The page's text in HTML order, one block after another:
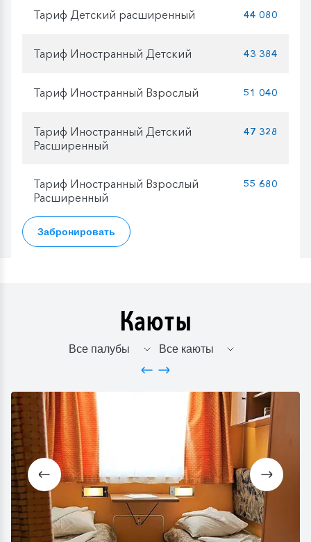
Тариф Детский расширенный 44 080
Тариф Иностранный Детский 43 384
Тариф Иностранный Взрослый 51 040
Тариф Иностранный Детский
Расширенный
47 328
Тариф Иностранный Взрослый
Расширенный
55 680
Забронировать
Каюты